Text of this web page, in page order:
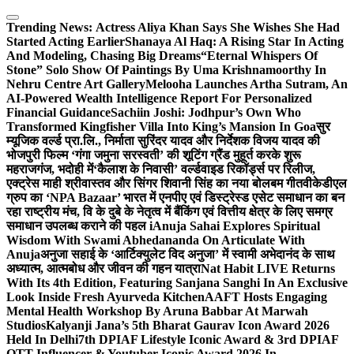
Skip
to
content
Trending News: Actress Aliya Khan Says She Wishes She Had
Started Acting EarlierShanaya Al Haq: A Rising Star In Acting
And Modeling, Chasing Big Dreams“Eternal Whispers Of
Stone” Solo Show Of Paintings By Uma Krishnamoorthy In
Nehru Centre Art GalleryMelooha Launches Artha Sutram, An
AI-Powered Wealth Intelligence Report For Personalized
Financial GuidanceSachiin Joshi: Jodhpur’s Own Who
Transformed Kingfisher Villa Into King’s Mansion In Goaसुर
म्यूजिक वर्ल्ड प्रा.लि., निर्माता सुरिंदर यादव और निर्देशक विजय यादव की
भोजपुरी फिल्म ‘गंगा जमुना सरस्वती’ की शूटिंग ग्रैंड मुहूर्त करके शुरू
महराजगंज, भदोही में‘कैलाश के निवासी’ वर्ल्डवाइड रिकॉर्ड्स पर रिलीज,
एक्ट्रेस माही श्रीवास्तव और सिंगर शिवानी सिंह का नया बोलबम गीतवीकेडीएल
ग्रुप का ‘NPA Bazaar’ भारत में एनपीए एवं डिस्ट्रेस्ड एसेट समाधान का बन
रहा राष्ट्रीय मंच, वि के दुबे के नेतृत्व में बैंकिंग एवं वित्तीय क्षेत्र के लिए समग्र
समाधान उपलब्ध कराने की पहल iAnuja Sahai Explores Spiritual
Wisdom With Swami Abhedananda On Articulate With
Anujaअनुजा सहाई के ‘आर्टिक्युलेट विद अनुजा’ में स्वामी अभेदानंद के साथ
अध्यात्म, आत्मबोध और जीवन की गहन यात्राNat Habit LIVE Returns
With Its 4th Edition, Featuring Sanjana Sanghi In An Exclusive
Look Inside Fresh Ayurveda KitchenAAFT Hosts Engaging
Mental Health Workshop By Aruna Babbar At Marwah
StudiosKalyanji Jana’s 5th Bharat Gaurav Icon Award 2026
Held In Delhi7th DPIAF Lifestyle Iconic Award & 3rd DPIAF